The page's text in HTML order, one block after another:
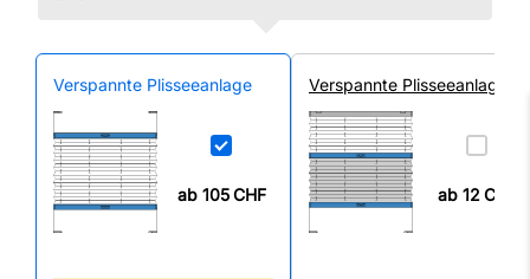
Ver­spannte Plissee­anlage
ab 105CHF
Ver­spannte Plissee­anlage
ab 12 CHF